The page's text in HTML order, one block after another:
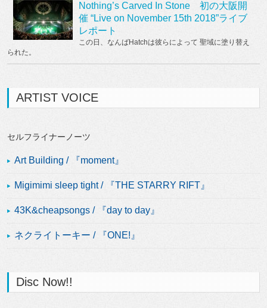
Nothing’s Carved In Stone 初の大阪開
催 “Live on November 15th 2018”ライブ
レポート
この日、なんばHatchは彼らによって 聖域に塗り替え
られた。
ARTIST VOICE
セルフライナーノーツ
Art Building / 『moment』
Migimimi sleep tight / 『THE STARRY RIFT』
43K&cheapsongs / 『day to day』
ネクライトーキー / 『ONE!』
Disc Now!!